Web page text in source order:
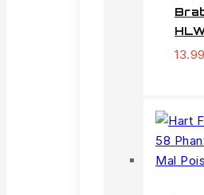
13.99